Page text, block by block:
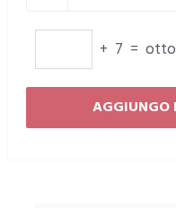
+ 7 = otto